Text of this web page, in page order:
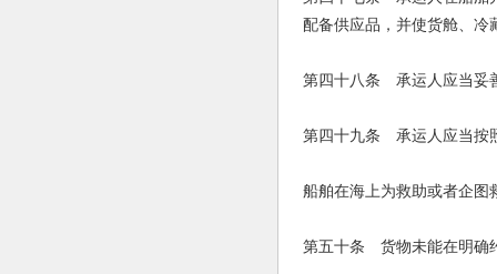
配备供应品，并使货舱、冷
第四十八条 承运人应当妥
第四十九条 承运人应当按
船舶在海上为救助或者企图
第五十条 货物未能在明确